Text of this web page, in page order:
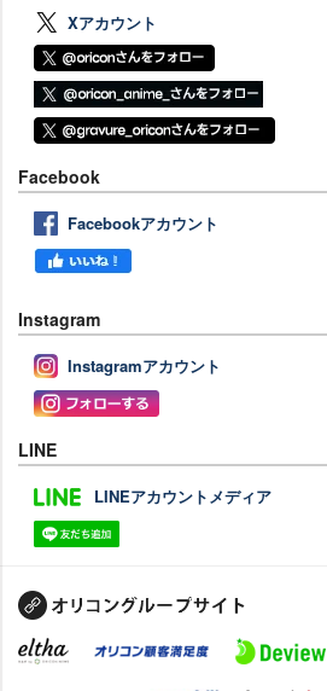
Xアカウント
Facebook
Facebookアカウント
Instagram
Instagramアカウント
LINE
LINEアカウントメディア